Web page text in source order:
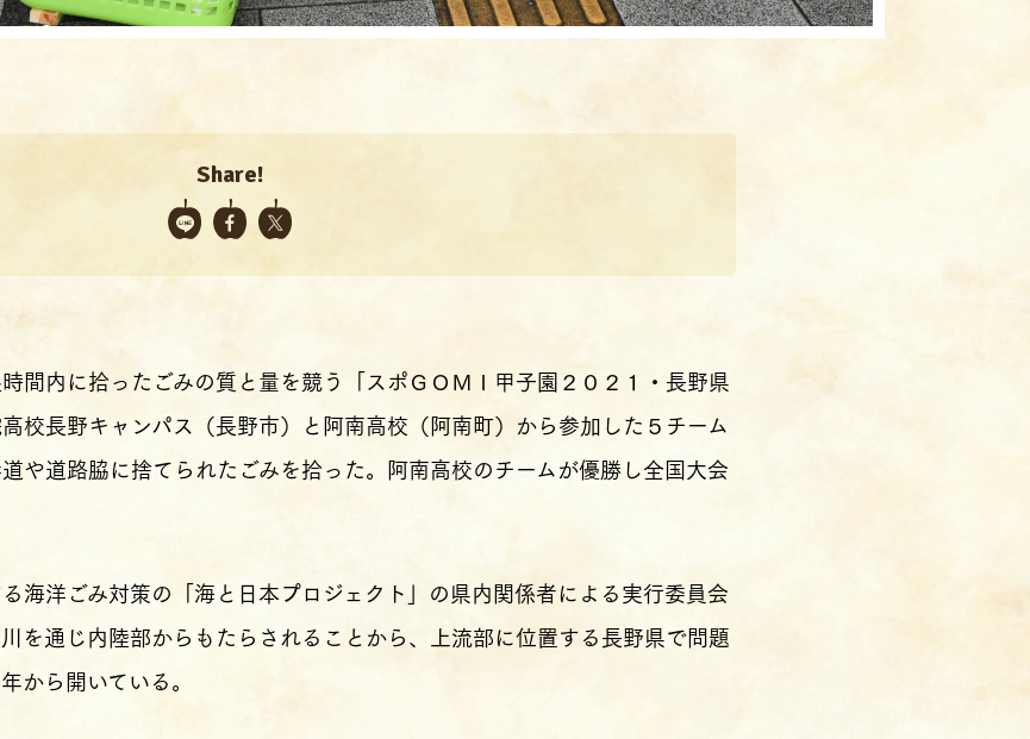
Share!
間内に拾ったごみの質と量を競う「スポＧＯＭＩ甲子園２０２１・長野県
校長野キャンパス（長野市）と阿南高校（阿南町）から参加した５チーム
や道路脇に捨てられたごみを拾った。阿南高校のチームが優勝し全国大会
海洋ごみ対策の「海と日本プロジェクト」の県内関係者による実行委員会
を通じ内陸部からもたらされることから、上流部に位置する長野県で問題
から開いている。